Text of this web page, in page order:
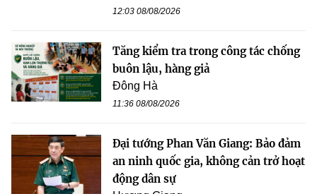
12:03 08/08/2026
Tăng kiểm tra trong công tác chống
buôn lậu, hàng giả
Đông Hà
11:36 08/08/2026
Đại tướng Phan Văn Giang: Bảo đảm
an ninh quốc gia, không cản trở hoạt
động dân sự